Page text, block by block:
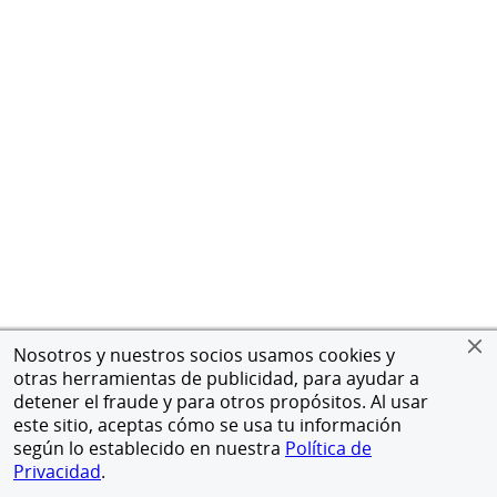
Nosotros y nuestros socios usamos cookies y
otras herramientas de publicidad, para ayudar a
detener el fraude y para otros propósitos. Al usar
este sitio, aceptas cómo se usa tu información
según lo establecido en nuestra Política de
Privacidad.